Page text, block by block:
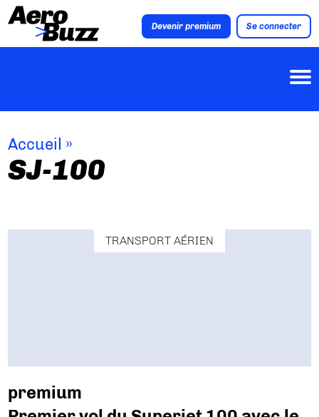
Devenir premium Se connecter
Accueil »
SJ-100
TRANSPORT AÉRIEN
premium